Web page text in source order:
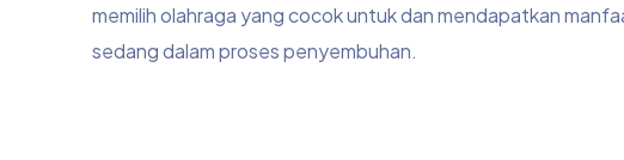
memilih olahraga yang cocok untuk dan mendapatkan
sedang dalam proses penyembuhan.